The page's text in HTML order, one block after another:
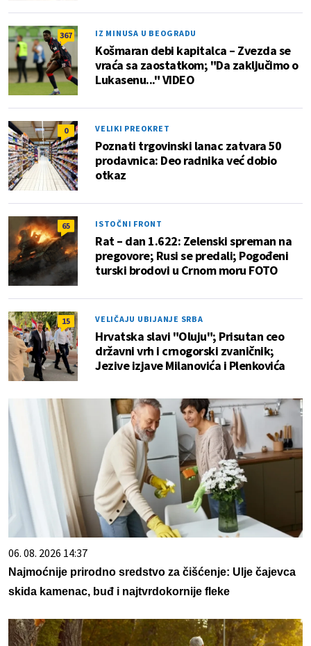
367 IZ MINUSA U BEOGRADU
Košmaran debi kapitalca – Zvezda se
vraća sa zaostatkom; "Da zaključimo o
Lukasenu..." VIDEO
0 VELIKI PREOKRET
Poznati trgovinski lanac zatvara 50
prodavnica: Deo radnika već dobio
otkaz
65 ISTOČNI FRONT
Rat – dan 1.622: Zelenski spreman na
pregovore; Rusi se predali; Pogođeni
turski brodovi u Crnom moru FOTO
15 VELIČAJU UBIJANJE SRBA
Hrvatska slavi "Oluju"; Prisutan ceo
državni vrh i crnogorski zvaničnik;
Jezive izjave Milanovića i Plenkovića
06. 08. 2026 14:37
Najmoćnije prirodno sredstvo za čišćenje: Ulje čajevca
skida kamenac, buđ i najtvrdokornije fleke